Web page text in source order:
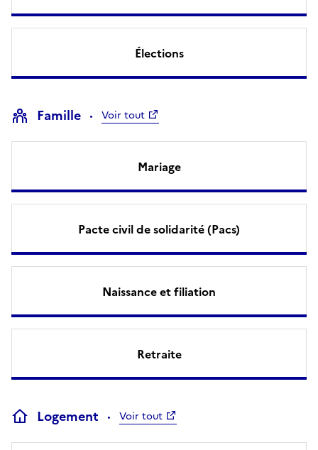
Élections
Famille Voir tout
Mariage
Pacte civil de solidarité (Pacs)
Naissance et filiation
Retraite
Logement Voir tout